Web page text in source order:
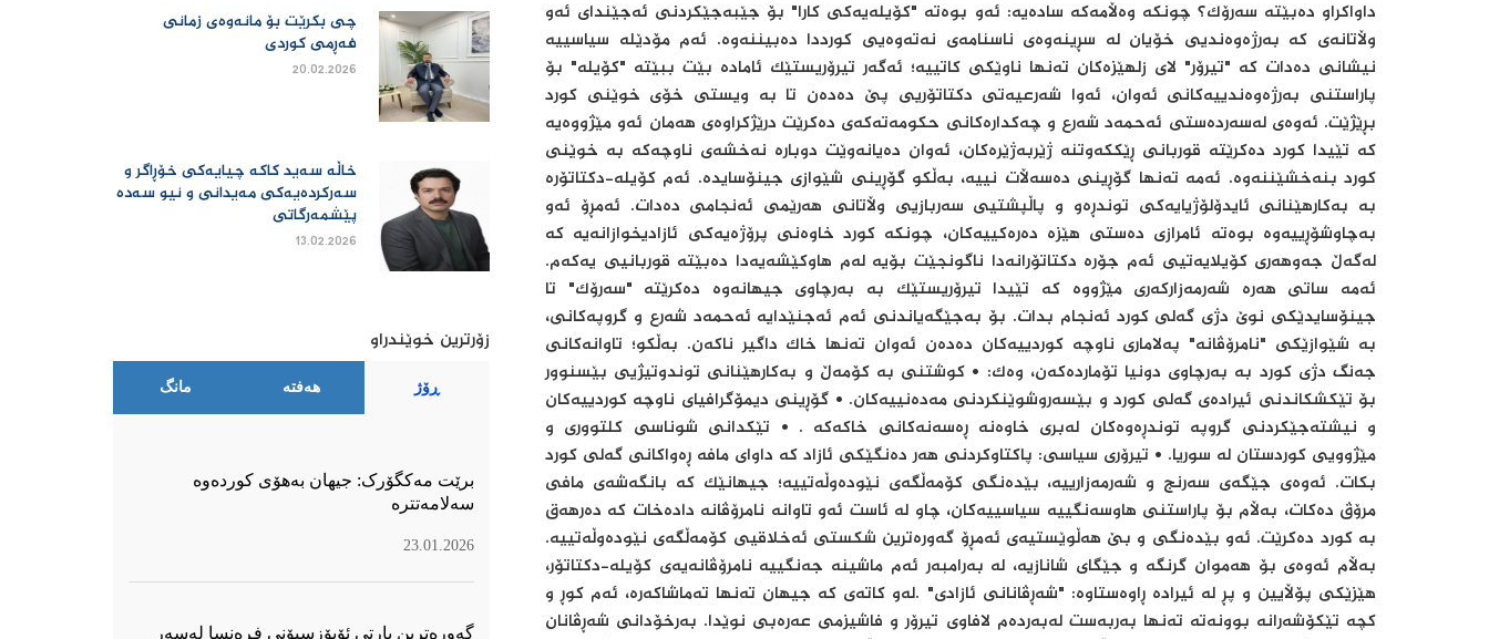
داواکراو دەبێتە سەرۆک؟ چونکە وەڵامەکە سادەیە: ئەو بوەتە "کۆیلەیەکی کارا" بۆ جێبەجێکردنی ئەجێندای ئەو
وڵاتانەی کە بەرژەوەندیی خۆیان لە سڕینەوەی ناسنامەی نەتەوەیی کورددا دەبیننەوە. ئەم مۆدێلە سیاسییە
نیشانی دەدات کە "تیرۆر" لای زلهێزەکان تەنها ناوێکی کاتییە؛ ئەگەر تیرۆریستێک ئامادە بێت ببێتە "کۆیلە" بۆ
پاراستنی بەرژەوەندییەکانی ئەوان، ئەوا شەرعیەتی دکتاتۆریی پێ دەدەن تا بە ویستی خۆی خوێنی کورد
بڕێژێت. ئەوەی لەسەردەستی ئەحمەد شەرع و چەکدارەکانی حکومەتەکەی دەکرێت درێژکراوەی هەمان ئەو مێژووەیە
کە تێیدا کورد دەکرێتە قوربانی ڕێککەوتنە ژێربەژێرەکان، ئەوان دەیانەوێت دوبارە نەخشەی ناوچەکە بە خوێنی
کورد بنەخشێننەوە. ئەمە تەنها گۆڕینی دەسەڵات نییە، بەڵکو گۆڕینی شێوازی جینۆسایدە. ئەم کۆیلە-دکتاتۆرە
بە بەکارھێنانی ئایدۆلۆژیایەکی توندڕەو و پاڵپشتیی سەربازیی وڵاتانی هەرێمی ئەنجامی دەدات. ئەمڕۆ ئەو
بەچاوشۆڕییەوە بوەتە ئامرازی دەستی هێزە دەرەکییەکان، چونکە کورد خاوەنی پرۆژەیەکی ئازادیخوازانەیە کە
لەگەڵ جەوهەری کۆیلایەتیی ئەم جۆرە دکتاتۆرانەدا ناگونجێت بۆیە لەم هاوکێشەیەدا دەبێتە قوربانیی یەکەم.
ئەمە ساتی هەرە شەرمەزارکەری مێژووە کە تێیدا تیرۆریستێک بە بەرچاوی جیهانەوە دەکرێتە "سەرۆک" تا
جینۆسایدێکی نوێ دژی گەلی کورد ئەنجام بدات. بۆ بەجێگەیاندنی ئەم ئەجنێدایە ئەحمەد شەرع و گروپەکانی،
بە شێوازێکی "نامرۆڤانە" پەلاماری ناوچە کوردییەکان دەدەن ئەوان تەنها خاک داگیر ناکەن. بەڵکو؛ تاوانەکانی
جەنگ دژی کورد بە بەرچاوی دونیا تۆماردەکەن، وەک: • کوشتنی بە کۆمەڵ و بەکارهێنانی توندوتیژیی بێسنوور
بۆ تێکشکاندنی ئیرادەی گەلی کورد و بێسەروشوێنکردنی مەدەنییەکان. • گۆڕینی دیمۆگرافیای ناوچە کوردییەکان
و نیشتەجێکردنی گروپە توندڕەوەکان لەبری خاوەنە ڕەسەنەکانی خاکەکە . • تێکدانی شوناسی کلتووری و
مێژوویی کوردستان لە سوریا. • تیرۆری سیاسی: پاکتاوکردنی هەر دەنگێکی ئازاد کە داوای مافە ڕەواکانی گەلی کورد
بکات. ئەوەی جێگەی سەرنج و شەرمەزارییە، بێدەنگی کۆمەڵگەی نێودەوڵەتییە؛ جیهانێک کە بانگەشەی مافی
مرۆڤ دەکات، بەڵام بۆ پاراستنی هاوسەنگییە سیاسییەکان، چاو لە ئاست ئەو تاوانە نامرۆڤانە دادەخات کە دەرهەق
بە کورد دەکرێت. ئەو بێدەنگی و بێ هەڵوێستیەی ئەمڕۆ گەورەترین شکستی ئەخلاقیی کۆمەڵگەی نێودەوڵەتییە.
بەڵام ئەوەی بۆ هەموان گرنگە و جێگای شانازیە، لە بەرامبەر ئەم ماشینە جەنگییە نامرۆڤانەیەی کۆیلە-دکتاتۆر،
هێزێکی پۆڵایین و پڕ لە ئیرادە ڕاوەستاوە: "شەڕڤانانی ئازادی" .لەو کاتەی کە جیهان تەنها تەماشاکەرە، ئەم کوڕ و
کچە تێکۆشەرانە بوونەتە تەنها بەربەست لەبەردەم لافاوی تیرۆر و فاشیزمی عەرەبی نوێدا. بەرخۆدانی شەڕڤانان
چی بكرێت بۆ مانەوەی زمانی
فەڕمی كوردی
20.02.2026
خاڵە سەید کاکە چیایەکی خۆڕاگر و
سەرکردەیەکی مەیدانی و نیو سەدە
پێشمەرگاتی
13.02.2026
زۆرترین خوێندراو
ڕۆژ هەفتە مانگ
برێت مەکگۆرک: جیهان بەهۆی کوردەوە
سەلامەتترە
23.01.2026
گەورەترین پارتی ئۆپۆزسیۆنی فڕەنسا لەسەر